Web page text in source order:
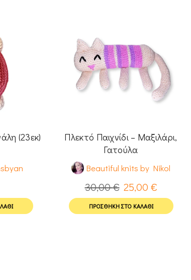
(23εκ)
Πλεκτό Παιχνίδι – Μαξιλάρι,
Γατούλα
Beautiful knits by Nikol
30,00€ 25,00 €
ΠΡΟΣΘΉΚΗ ΣΤΟ ΚΑΛΆΘΙ